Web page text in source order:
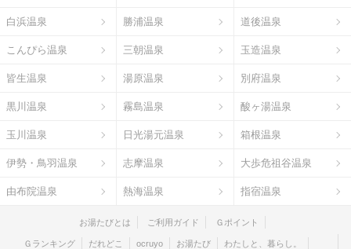
白浜温泉 勝浦温泉 道後温泉
こんぴら温泉 三朝温泉 玉造温泉
皆生温泉 湯原温泉 別府温泉
黒川温泉 霧島温泉 酸ヶ湯温泉
玉川温泉 日光湯元温泉 箱根温泉
伊勢・鳥羽温泉 志摩温泉 大歩危祖谷温泉
由布院温泉 熱海温泉 指宿温泉
お湯たびとは ご利用ガイド Ｇポイント
Ｇランキング だれどこ ocruyo お湯たび
わたしと、暮らし。